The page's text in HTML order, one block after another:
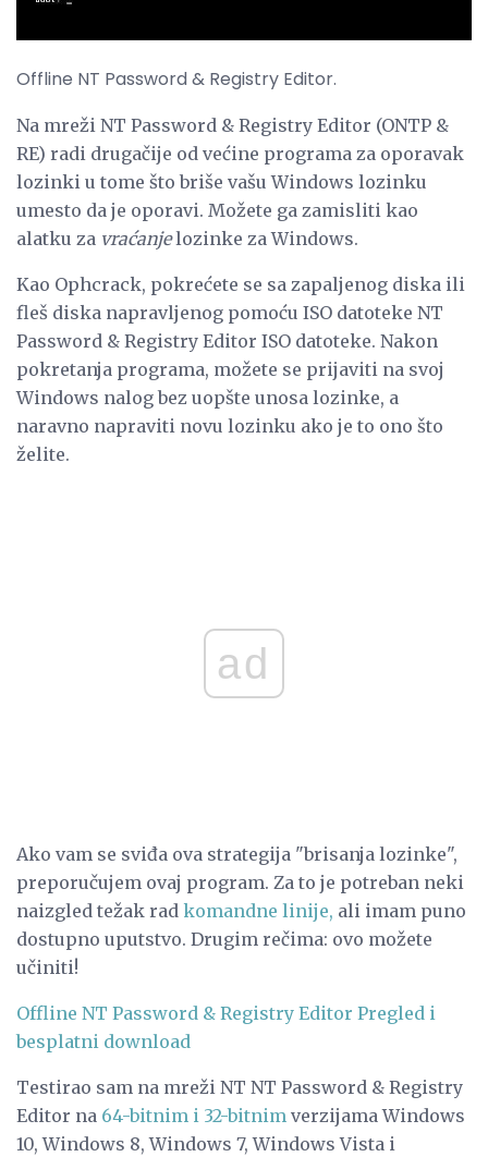
Offline NT Password & Registry Editor.
Na mreži NT Password & Registry Editor (ONTP &
RE) radi drugačije od većine programa za oporavak
lozinki u tome što briše vašu Windows lozinku
umesto da je oporavi. Možete ga zamisliti kao
alatku za vraćanjelozinke za Windows.
Kao Ophcrack, pokrećete se sa zapaljenog diska ili
fleš diska napravljenog pomoću ISO datoteke NT
Password & Registry Editor ISO datoteke. Nakon
pokretanja programa, možete se prijaviti na svoj
Windows nalog bez uopšte unosa lozinke, a
naravno napraviti novu lozinku ako je to ono što
želite.
ad
Ako vam se sviđa ova strategija "brisanja lozinke",
preporučujem ovaj program. Za to je potreban neki
naizgled težak rad komandne linije, ali imam puno
dostupno uputstvo. Drugim rečima: ovo možete
učiniti!
Offline NT Password & Registry Editor Pregled i
besplatni download
Testirao sam na mreži NT NT Password & Registry
Editor na 64-bitnim i 32-bitnim verzijama Windows
10, Windows 8, Windows 7, Windows Vista i